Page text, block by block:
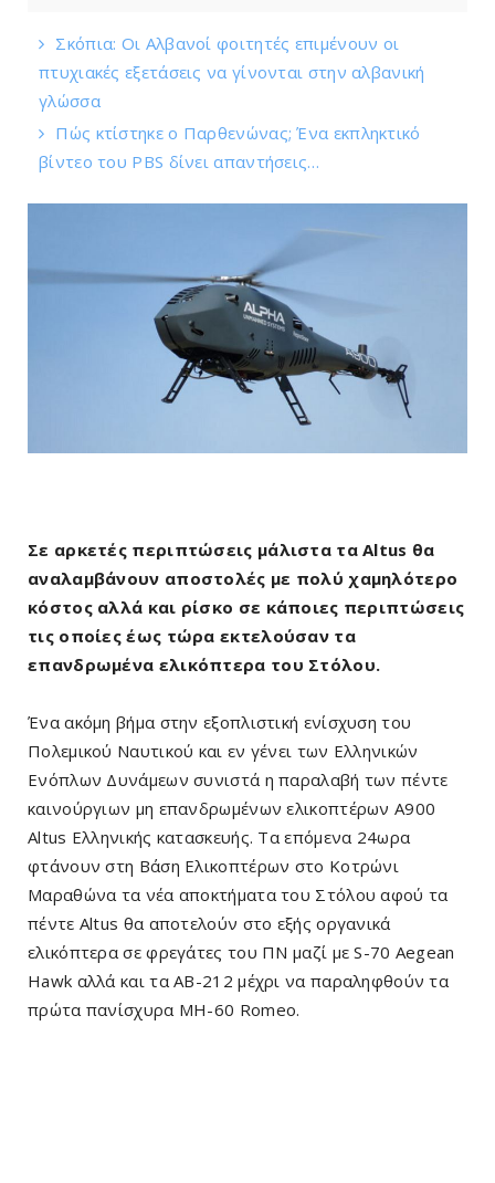
Σκόπια: Οι Αλβανοί φοιτητές επιμένουν οι
πτυχιακές εξετάσεις να γίνονται στην αλβανική
γλώσσα
Πώς κτίστηκε ο Παρθενώνας; Ένα εκπληκτικό
βίντεο του PBS δίνει απαντήσεις…
Σε αρκετές περιπτώσεις μάλιστα τα Altus θα
αναλαμβάνουν αποστολές με πολύ χαμηλότερο
κόστος αλλά και ρίσκο σε κάποιες περιπτώσεις
τις οποίες έως τώρα εκτελούσαν τα
επανδρωμένα ελικόπτερα του Στόλου.
Ένα ακόμη βήμα στην εξοπλιστική ενίσχυση του
Πολεμικού Ναυτικού και εν γένει των Ελληνικών
Ενόπλων Δυνάμεων συνιστά η παραλαβή των πέντε
καινούργιων μη επανδρωμένων ελικοπτέρων A900
Altus Ελληνικής κατασκευής. Τα επόμενα 24ωρα
φτάνουν στη Βάση Ελικοπτέρων στο Κοτρώνι
Μαραθώνα τα νέα αποκτήματα του Στόλου αφού τα
πέντε Altus θα αποτελούν στο εξής οργανικά
ελικόπτερα σε φρεγάτες του ΠΝ μαζί με S-70 Aegean
Ηawk αλλά και τα AB-212 μέχρι να παραληφθούν τα
πρώτα πανίσχυρα MH-60 Romeo.